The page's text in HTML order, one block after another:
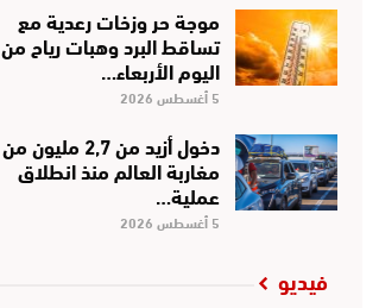
موجة حر وزخات رعدية مع
تساقط البرد وهبات رياح من
اليوم الأربعاء…
5 أغسطس 2026
دخول أزيد من 2,7 مليون من
مغاربة العالم منذ انطلاق
عملية…
5 أغسطس 2026
فيديو